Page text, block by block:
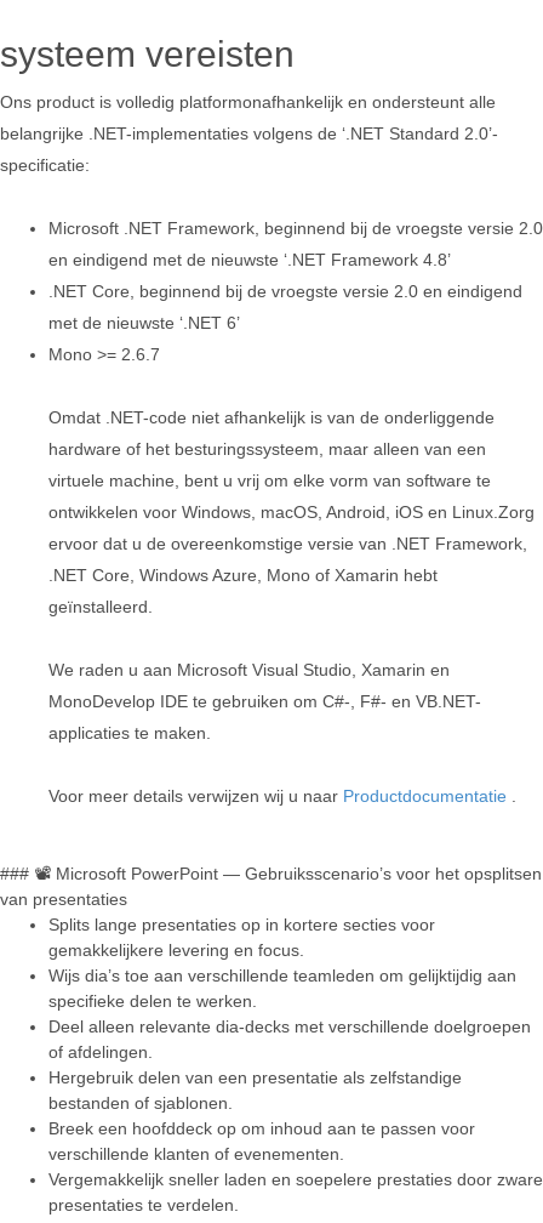
systeem vereisten
Ons product is volledig platformonafhankelijk en ondersteunt alle
belangrijke .NET-implementaties volgens de ‘.NET Standard 2.0’-
specificatie:
Microsoft .NET Framework, beginnend bij de vroegste versie 2.0
en eindigend met de nieuwste ‘.NET Framework 4.8’
.NET Core, beginnend bij de vroegste versie 2.0 en eindigend
met de nieuwste ‘.NET 6’
Mono >= 2.6.7
Omdat .NET-code niet afhankelijk is van de onderliggende
hardware of het besturingssysteem, maar alleen van een
virtuele machine, bent u vrij om elke vorm van software te
ontwikkelen voor Windows, macOS, Android, iOS en Linux.Zorg
ervoor dat u de overeenkomstige versie van .NET Framework,
.NET Core, Windows Azure, Mono of Xamarin hebt
geïnstalleerd.
We raden u aan Microsoft Visual Studio, Xamarin en
MonoDevelop IDE te gebruiken om C#-, F#- en VB.NET-
applicaties te maken.
Voor meer details verwijzen wij u naar Productdocumentatie
### 📽️ Microsoft PowerPoint — Gebruiksscenario’s voor het opsplitsen
van presentaties
Splits lange presentaties op in kortere secties voor
gemakkelijkere levering en focus.
Wijs dia’s toe aan verschillende teamleden om gelijktijdig aan
specifieke delen te werken.
Deel alleen relevante dia-decks met verschillende doelgroepen
of afdelingen.
Hergebruik delen van een presentatie als zelfstandige
bestanden of sjablonen.
Breek een hoofddeck op om inhoud aan te passen voor
verschillende klanten of evenementen.
Vergemakkelijk sneller laden en soepelere prestaties door zware
presentaties te verdelen.